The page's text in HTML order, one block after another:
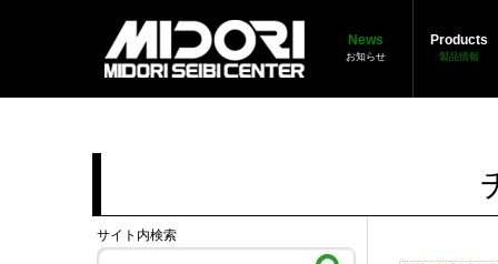
News
お知らせ
Products
製品情報
サイト内検索